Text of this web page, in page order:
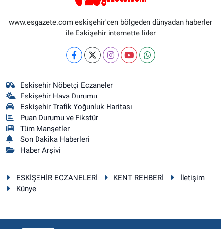
www.esgazete.com eskişehir'den bölgeden dünyadan haberler
ile Eskişehir internette lider
Eskişehir Nöbetçi Eczaneler
Eskişehir Hava Durumu
Eskişehir Trafik Yoğunluk Haritası
Puan Durumu ve Fikstür
Tüm Manşetler
Son Dakika Haberleri
Haber Arşivi
ESKİŞEHİR ECZANELERİ KENT REHBERİ
İletişim
Künye